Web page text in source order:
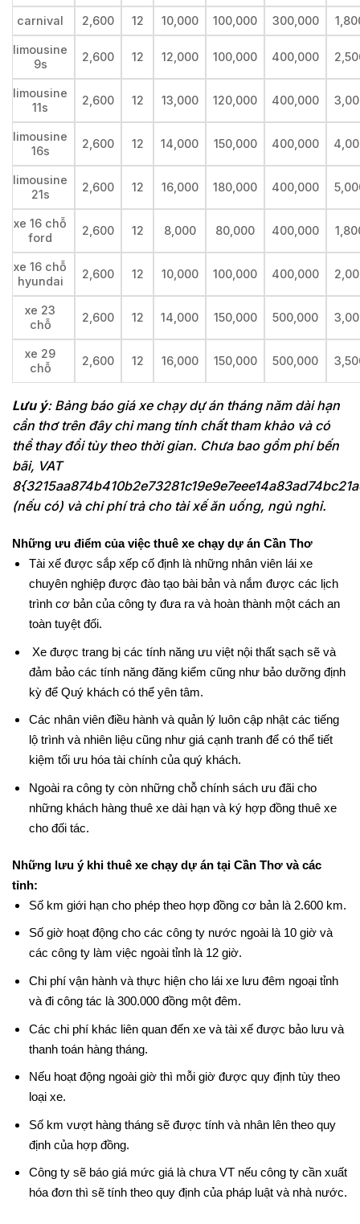
carnival 2,600 12 10,000 100,000 300,000
limousine
9s
2,600 12 12,000 100,000 400,000
limousine
11s
2,600 12 13,000 120,000 400,000
limousine
16s
2,600 12 14,000 150,000 400,000
limousine
21s
2,600 12 16,000 180,000 400,000
xe 16 chỗ
ford
2,600 12 8,000 80,000 400,000
xe 16 chỗ
hyundai
2,600 12 10,000 100,000 400,000
xe 23
chỗ
2,600 12 14,000 150,000 500,000
xe 29
chỗ
2,600 12 16,000 150,000 500,000
Lưu ý: Bảng báo giá xe chạy dự án tháng năm dài hạn
cần thơ trên đây chỉ mang tính chất tham khảo và có
thể thay đổi tùy theo thời gian. Chưa bao gồm phí bến
bãi, VAT
(nếu có) và chi phí trả cho tài xế ăn uống, ngủ nghỉ.
Những ưu điểm của việc thuê xe chạy dự án Cần Thơ
Tài xế được sắp xếp cố định là những nhân viên lái xe
chuyên nghiệp được đào tạo bài bản và nắm được các lịch
trình cơ bản của công ty đưa ra và hoàn thành một cách an
toàn tuyệt đối.
đảm bảo các tính năng đăng kiểm cũng như bảo dưỡng định
kỳ để Quý khách có thể yên tâm.
Các nhân viên điều hành và quản lý luôn cập nhật các tiếng
lộ trình và nhiên liệu cũng như giá cạnh tranh để có thể tiết
kiệm tối ưu hóa tài chính của quý khách.
Ngoài ra công ty còn những chỗ chính sách ưu đãi cho
những khách hàng thuê xe dài hạn và ký hợp đồng thuê xe
cho đối tác.
Những lưu ý khi thuê xe chạy dự án tại Cần Thơ và các
tỉnh:
Số km giới hạn cho phép theo hợp đồng cơ bản là 2.600 km.
Số giờ hoạt động cho các công ty nước ngoài là 10 giờ và
các công ty làm việc ngoài tỉnh là 12 giờ.
Chi phí vận hành và thực hiện cho lái xe lưu đêm ngoại tỉnh
và đi công tác là 300.000 đồng một đêm.
Các chi phí khác liên quan đến xe và tài xế được bảo lưu và
thanh toán hàng tháng.
Nếu hoạt động ngoài giờ thì mỗi giờ được quy định tùy theo
loại xe.
Số km vượt hàng tháng sẽ được tính và nhân lên theo quy
định của hợp đồng.
Công ty sẽ báo giá mức giá là chưa VT nếu công ty cần xuất
hóa đơn thì sẽ tính theo quy định của pháp luật và nhà nước.